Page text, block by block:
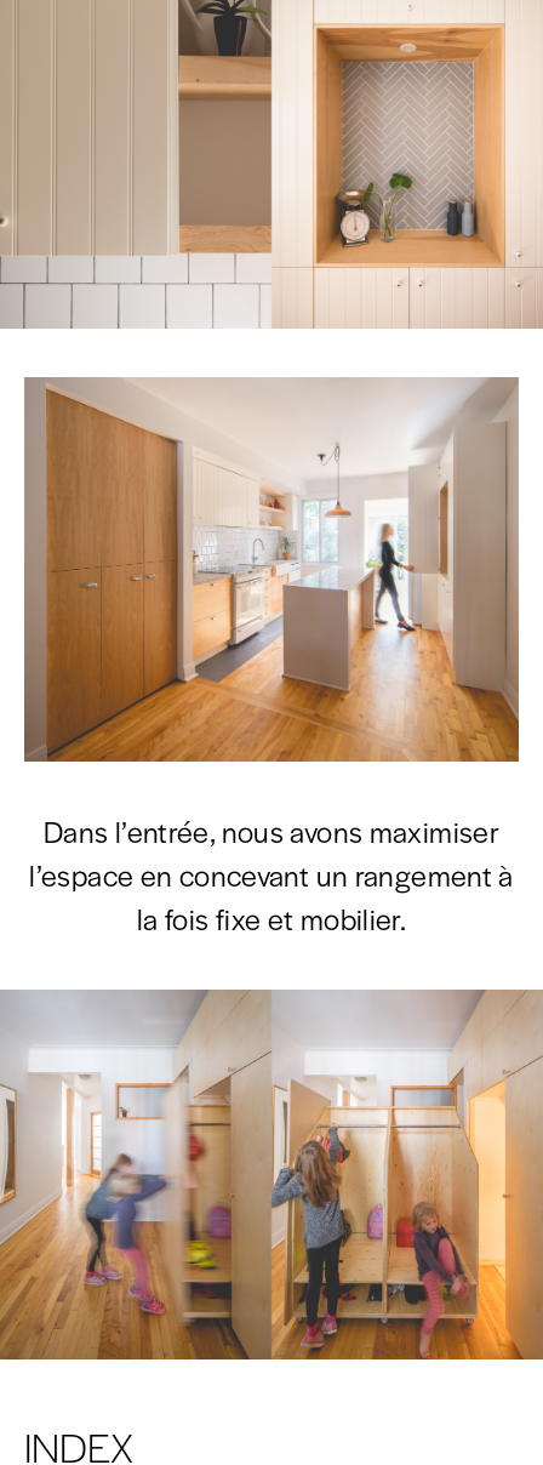
Dans l’entrée, nous avons maximiser
l’espace en concevant un rangement à
la fois fixe et mobilier.
INDEX